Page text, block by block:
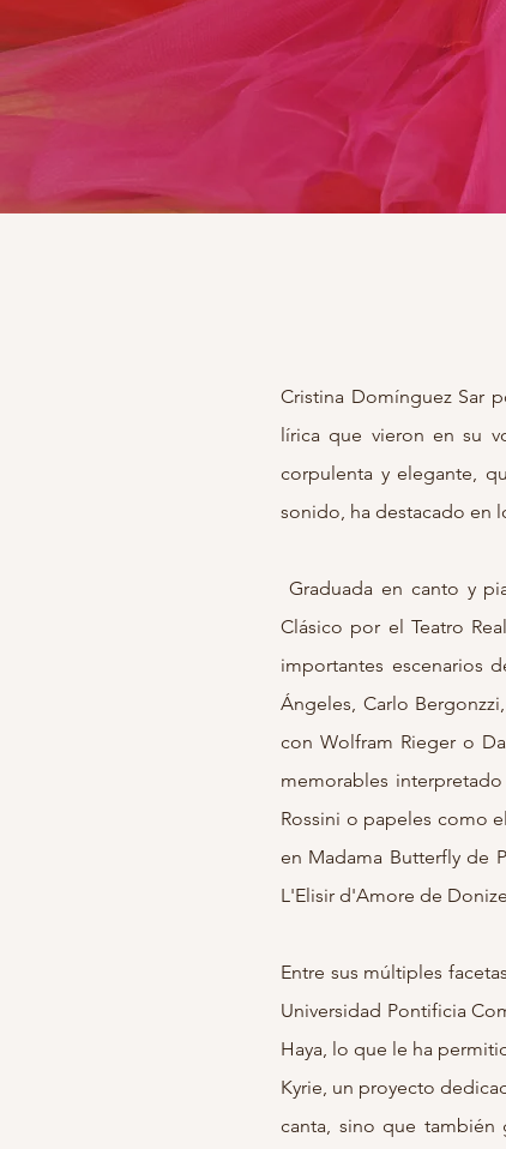
Cristina Domínguez Sar
lírica que vieron en su
corpulenta y elegante,
sonido, ha destacado en
Graduada en canto y
Clásico por el Teatro
importantes escenarios
Ángeles, Carlo
con Wolfram Rieger o
memorables
Rossini o papeles como
en Madama Butterfly de
L'Elisir d'Amore de
Entre sus múltiples
Universidad Pontificia
Haya, lo que le ha
Kyrie, un proyecto
canta, sino que también